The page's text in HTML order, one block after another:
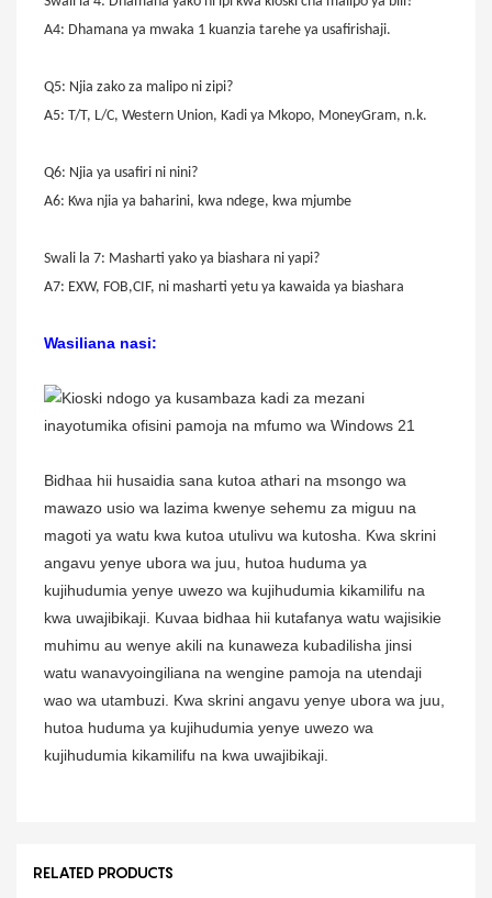
A4: Dhamana ya mwaka 1 kuanzia tarehe ya usafirishaji.
Q5: Njia zako za malipo ni zipi?
A5: T/T, L/C, Western Union, Kadi ya Mkopo, MoneyGram, n.k.
Q6: Njia ya usafiri ni nini?
A6: Kwa njia ya baharini, kwa ndege, kwa mjumbe
Swali la 7: Masharti yako ya biashara ni yapi?
A7: EXW, FOB,CIF, ni masharti yetu ya kawaida ya biashara
Wasiliana nasi:
Bidhaa hii husaidia sana kutoa athari na msongo wa
mawazo usio wa lazima kwenye sehemu za miguu na
magoti ya watu kwa kutoa utulivu wa kutosha. Kwa skrini
angavu yenye ubora wa juu, hutoa huduma ya
kujihudumia yenye uwezo wa kujihudumia kikamilifu na
kwa uwajibikaji. Kuvaa bidhaa hii kutafanya watu wajisikie
muhimu au wenye akili na kunaweza kubadilisha jinsi
watu wanavyoingiliana na wengine pamoja na utendaji
wao wa utambuzi. Kwa skrini angavu yenye ubora wa juu,
hutoa huduma ya kujihudumia yenye uwezo wa
kujihudumia kikamilifu na kwa uwajibikaji.
RELATED PRODUCTS